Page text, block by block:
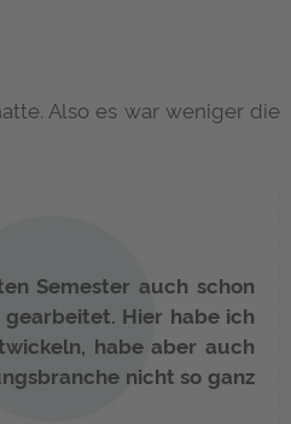
Also es war weniger die
Semester auch schon
Hier habe ich
habe aber auch
nicht so ganz